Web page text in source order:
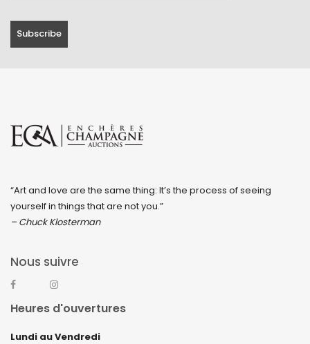
“Art and love are the same thing: It’s the process of seeing
yourself in things that are not you.”
– Chuck Klosterman
Nous suivre
Heures d'ouvertures
Lundi au Vendredi